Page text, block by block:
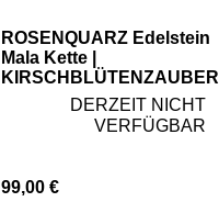
ROSENQUARZ Edelstein
Mala Kette |
KIRSCHBLÜTENZAUBER
DERZEIT NICHT
VERFÜGBAR
99,00 €